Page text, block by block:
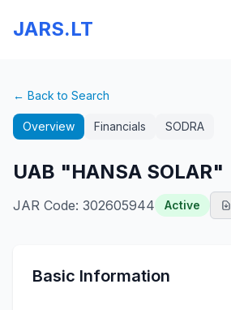
JARS.LT
← Back to Search
Overview Financials SODRA
UAB "HANSA SOLAR"
JAR Code: 302605944 Active
Basic Information